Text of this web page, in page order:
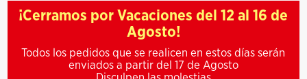
¡Cerramos por Vacaciones del 12 al 16 de
Agosto!
Todos los pedidos que se realicen en estos días serán
enviados a partir del 17 de Agosto